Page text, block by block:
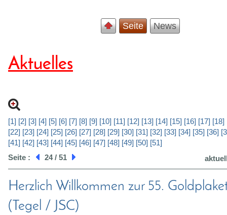
Seite News
Aktuelles
[1] [2] [3] [4] [5] [6] [7] [8] [9] [10] [11] [12] [13] [14] [15] [16] [17] [18]
[22] [23] [24] [25] [26] [27] [28] [29] [30] [31] [32] [33] [34] [35] [36]
[41] [42] [43] [44] [45] [46] [47] [48] [49] [50] [51]
Seite : 24 / 51
Herzlich Willkommen zur 55.
(Tegel / JSC)